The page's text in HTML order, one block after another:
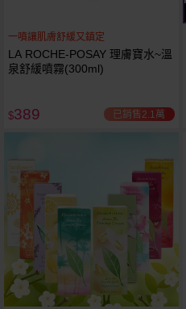
一噴讓肌膚舒緩又鎮定
LA ROCHE-POSAY 理膚寶水~溫
泉舒緩噴霧(300ml)
$389 已銷售2.1萬